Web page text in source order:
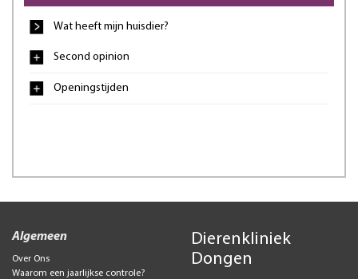
Wat heeft mijn huisdier?
Second opinion
Openingstijden
Algemeen
Over Ons
Waarom een jaarlijkse controle?
Dierenkliniek
Dongen